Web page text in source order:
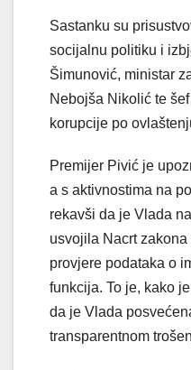
Sastanku su
socijalnu politiku i
Šimunović, ministar
Nebojša Nikolić te
korupcije po
Premijer Pivić je
a s aktivnostima na
rekavši da je Vlada
usvojila Nacrt
provjere podataka o
funkcija. To je, kako
da je Vlada
transparentnom